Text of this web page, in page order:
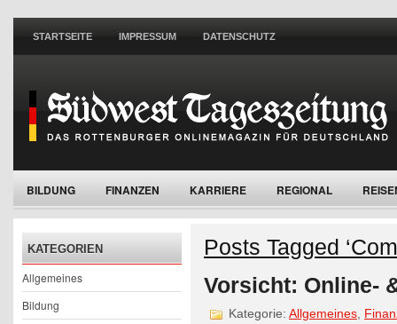
STARTSEITE IMPRESSUM DATENSCHUTZ
BILDUNG FINANZEN KARRIERE REGIONAL
KATEGORIEN
Allgemeines
Bildung
Posts Tagged
Vorsicht: Online-
Kategorie: Allgemeines